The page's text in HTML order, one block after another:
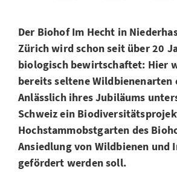
Der Biohof Im Hecht in
Zürich wird schon seit über 20
biologisch bewirtschaftet: Hier
bereits seltene Wildbienenarten
Anlässlich ihres Jubiläums
Schweiz ein
Hochstammobstgarten des
Ansiedlung von Wildbienen und
gefördert werden soll.